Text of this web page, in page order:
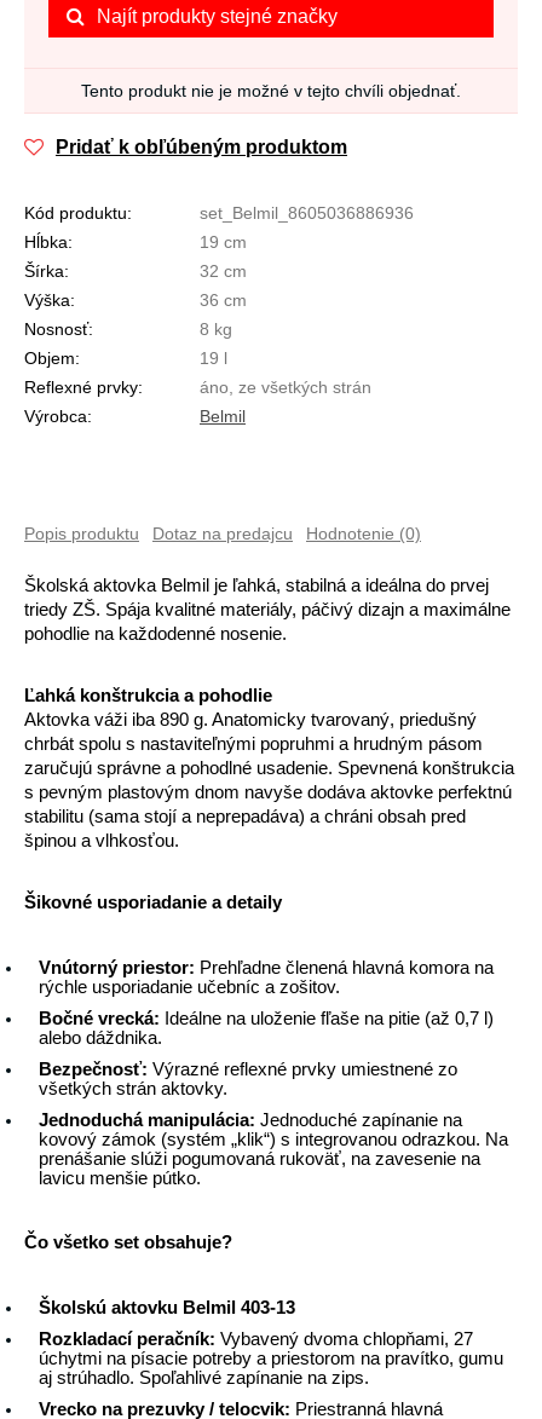
Najít produkty stejné značky
Tento produkt nie je možné v tejto chvíli objednať.
Pridať k obľúbeným produktom
Kód produktu:
set_Belmil_8605036886936
Hĺbka:
19 cm
Šírka:
32 cm
Výška:
36 cm
Nosnosť:
8 kg
Objem:
19 l
Reflexné prvky:
áno, ze všetkých strán
Výrobca:
Belmil
Popis produktu Dotaz na predajcu Hodnotenie (0)
Školská aktovka Belmil je ľahká, stabilná a ideálna do prvej
triedy ZŠ. Spája kvalitné materiály, páčivý dizajn a maximálne
pohodlie na každodenné nosenie.
Ľahká konštrukcia a pohodlie
Aktovka váži iba 890 g. Anatomicky tvarovaný, priedušný
chrbát spolu s nastaviteľnými popruhmi a hrudným pásom
zaručujú správne a pohodlné usadenie. Spevnená konštrukcia
s pevným plastovým dnom navyše dodáva aktovke perfektnú
stabilitu (sama stojí a neprepadáva) a chráni obsah pred
špinou a vlhkosťou.
Šikovné usporiadanie a detaily
Vnútorný priestor: Prehľadne členená hlavná komora na
rýchle usporiadanie učebníc a zošitov.
Bočné vrecká: Ideálne na uloženie fľaše na pitie (až 0,7 l)
alebo dáždnika.
Bezpečnosť: Výrazné reflexné prvky umiestnené zo
všetkých strán aktovky.
Jednoduchá manipulácia: Jednoduché zapínanie na
kovový zámok (systém „klik“) s integrovanou odrazkou. Na
prenášanie slúži pogumovaná rukoväť, na zavesenie na
lavicu menšie pútko.
Čo všetko set obsahuje?
Školskú aktovku Belmil 403-13
Rozkladací peračník: Vybavený dvoma chlopňami, 27
úchytmi na písacie potreby a priestorom na pravítko, gumu
aj strúhadlo. Spoľahlivé zapínanie na zips.
Vrecko na prezuvky / telocvik: Priestranná hlavná